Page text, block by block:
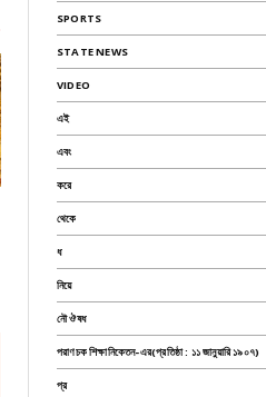
SPORTS
STATE NEWS
VIDEO
এই
এবং
করে
থেকে
ধ
নিয়ে
নৌ ঔষধ
পরাণচক শিক্ষানিকেতন-এর(প্রতিষ্ঠা : ১১ জানুয়ারি ১৯০৭)
প্র